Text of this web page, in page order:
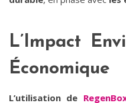
L’Impact
Économique
L’utilisation de